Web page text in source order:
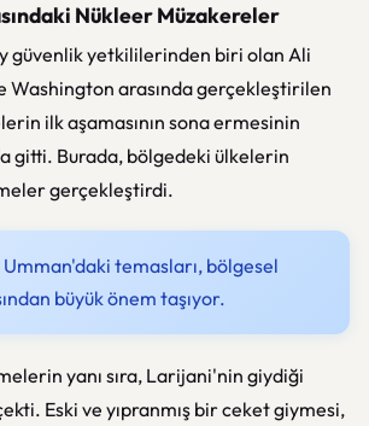
Nükleer Müzakereler
güvenlik yetkililerinden biri olan Ali
Washington arasında gerçekleştirilen
ilk aşamasının sona ermesinin
gitti. Burada, bölgedeki ülkelerin
gerçekleştirdi.
temasları, bölgesel
büyük önem taşıyor.
yanı sıra, Larijani'nin giydiği
Eski ve yıpranmış bir ceket giymesi,